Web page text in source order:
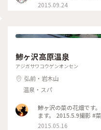
2015.09.24
鯵ヶ沢高原温泉
アジガサワコウゲンオンセン
弘前・岩木山
温泉・スパ
鯵ヶ沢の菜の花畑です
ます。 2015.5.9撮影 #
2015.05.16